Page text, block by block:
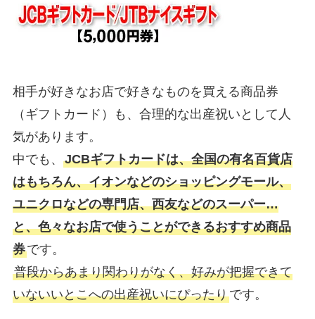
相手が好きなお店で好きなものを買える商品券
（ギフトカード）も、合理的な出産祝いとして人
気があります。
中でも、 JCBギフトカードは、全国の有名百貨店
はもちろん、イオンなどのショッピングモール、
ユニクロなどの専門店、西友などのスーパー…
と、色々なお店で使うことができるおすすめ商品
券です。
普段からあまり関わりがなく、好みが把握できて
いないいとこへの出産祝いにぴったりです。